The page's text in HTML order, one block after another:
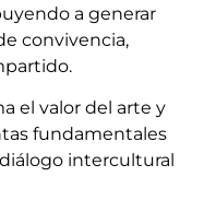
a generar
convivencia,
el valor del arte y
fundamentales
intercultural